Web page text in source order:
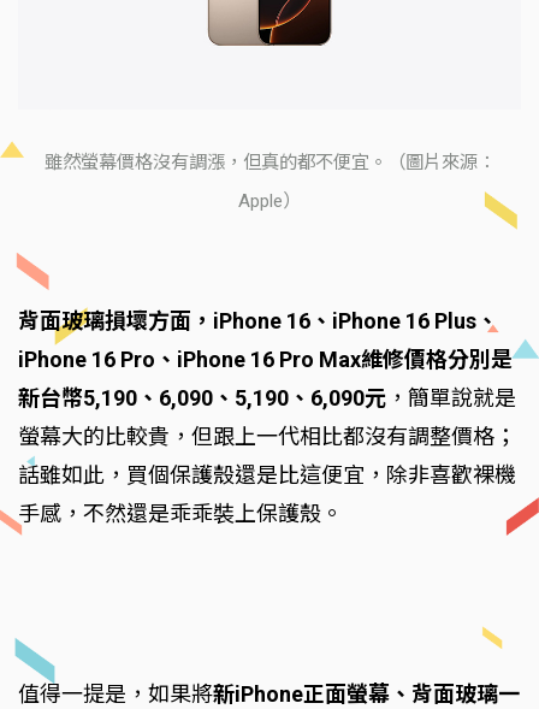
雖然螢幕價格沒有調漲，但真的都不便宜。（圖片來源：
Apple）
背面玻璃損壞方面，iPhone 16、iPhone 16 Plus、
iPhone 16 Pro、iPhone 16 Pro Max維修價格分別是
新台幣5,190、6,090、5,190、6,090元 ，簡單說就是
螢幕大的比較貴，但跟上一代相比都沒有調整價格；
話雖如此，買個保護殼還是比這便宜，除非喜歡裸機
手感，不然還是乖乖裝上保護殼。
值得一提是，如果將新iPhone正面螢幕、背面玻璃一